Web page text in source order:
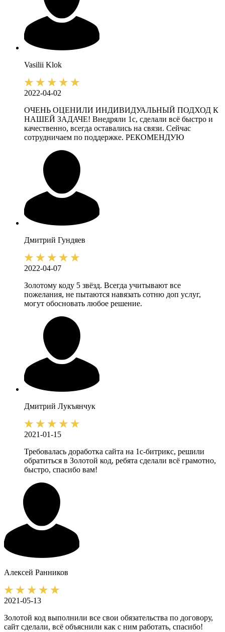
Vasilii Klok
2022-04-02
ОЧЕНЬ ОЦЕНИЛИ ИНДИВИДУАЛЬНЫЙ ПОДХОД К
НАШЕЙ ЗАДАЧЕ! Внедряли 1с, сделали всё быстро и
качественно, всегда оставались на связи. Сейчас
сотрудничаем по поддержке. РЕКОМЕНДУЮ
Дмитрий Гундяев
2022-04-07
Золотому коду 5 звёзд. Всегда учитывают все
пожелания, не пытаются навязать сотню доп услуг,
могут обосновать любое решение.
Дмитрий Лукъянчук
2021-01-15
Требовалась доработка сайта на 1с-битрикс, решили
обратиться в Золотой код, ребята сделали всё грамотно,
быстро, спасибо вам!
Алексей Ранников
2021-05-13
Золотой код выполнили все свои обязательства по договору,
сайт сделали, всё объяснили как с ним работать, спасибо!